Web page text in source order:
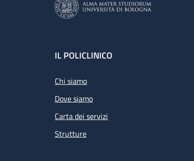
Footer
IL POLICLINICO
Chi siamo
Dove siamo
Carta dei servizi
Strutture